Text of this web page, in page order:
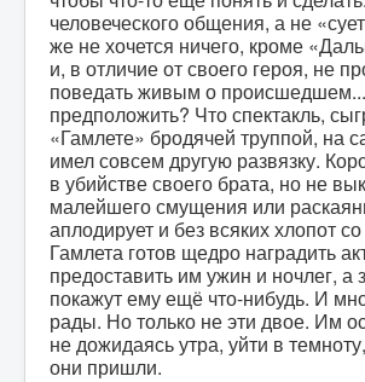
человеческого общения, а не
же не хочется ничего, кроме
и, в отличие от своего героя, не
поведать живым о
предположить? Что спектакль,
«Гамлете» бродячей труппой, на
имел совсем другую развязку.
в убийстве своего брата, но не
малейшего смущения или
аплодирует и без всяких хлопот
Гамлета готов щедро наградить
предоставить им ужин и ночлег, а
покажут ему ещё что-нибудь. И
рады. Но только не эти двое. Им
не дожидаясь утра, уйти в
они пришли.